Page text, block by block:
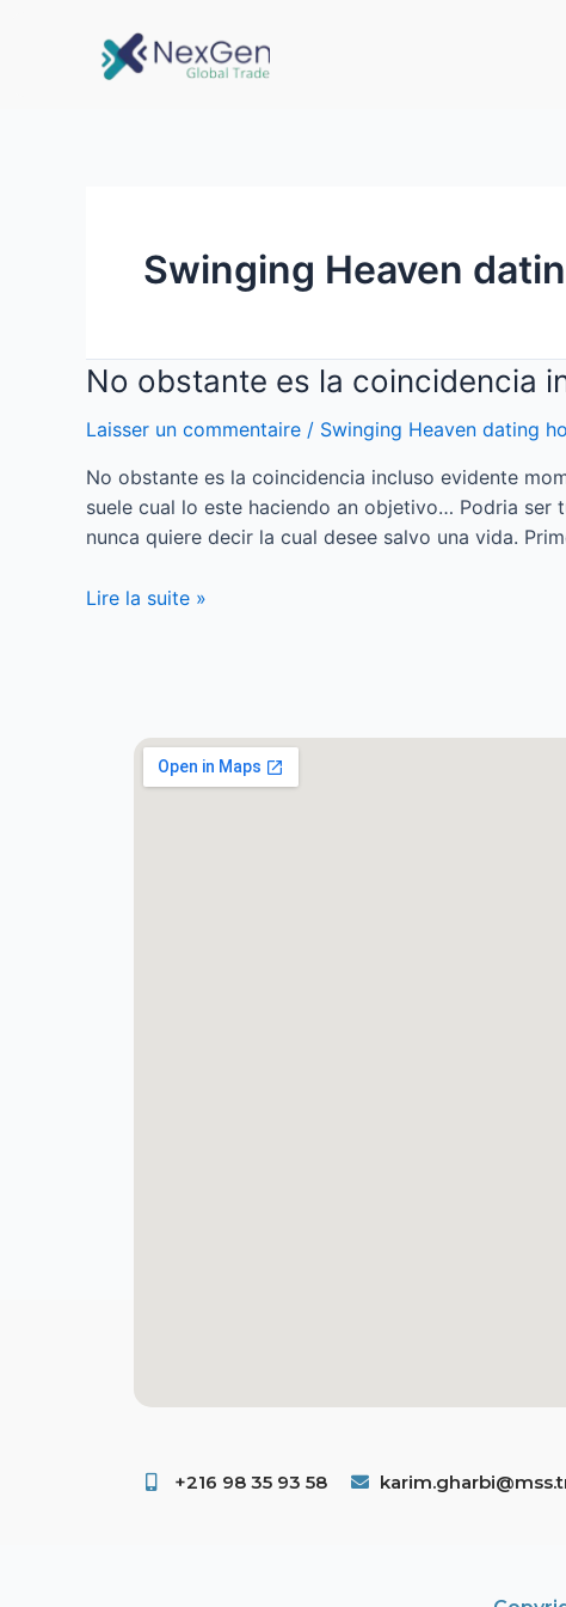
Swinging Heaven
No obstante es la coincidencia
Laisser un commentaire / Swinging Heaven dating
No obstante es la coincidencia incluso evidente
suele cual lo este haciendo an objetivo… Podri­a ser
nunca quiere decir la cual desee salvo una vida.
Lire la suite »
+216 98 35 93 58 ​